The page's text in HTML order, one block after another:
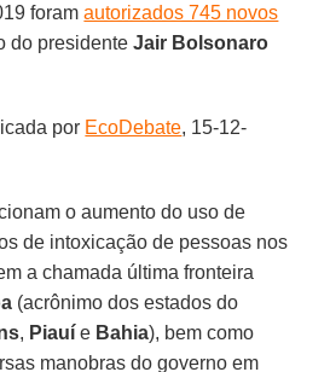
foramautorizados 745 novos
do presidenteJair Bolsonaro
por EcoDebate, 15-12-
o aumento do uso de
de intoxicação de pessoas nos
a chamada última fronteira
(acrônimo dos estados do
, Piauí e Bahia), bem como
manobras do governo em